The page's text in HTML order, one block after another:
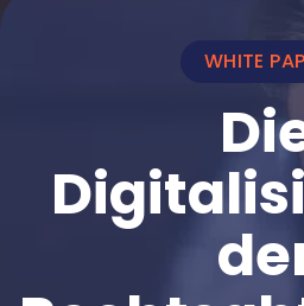
Für
Anwaltskanzleien
Insolvenzkanzleien
Rechtsabteilungen
Produkte
Anwaltskanzleien
WHITE